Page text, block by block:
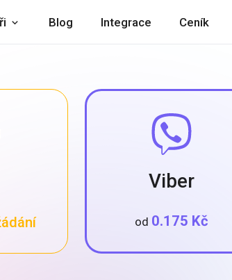
Blog Integrace Ceník
Viber
od 0.175 Kč